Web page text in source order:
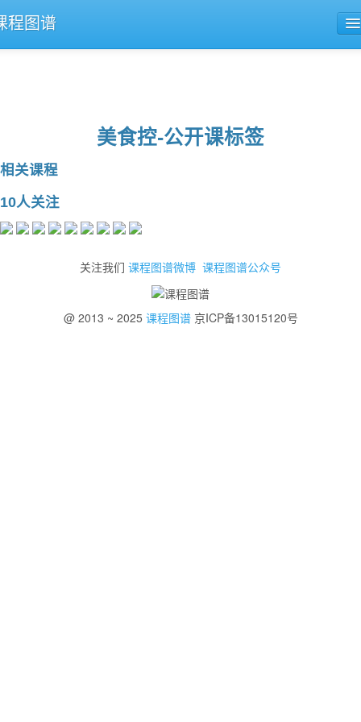
程图谱
美食控-公开课标签
相关课程
10人关注
关注我们 课程图谱微博 课程图谱公众号
@ 2013 ~ 2025 课程图谱京ICP备13015120号